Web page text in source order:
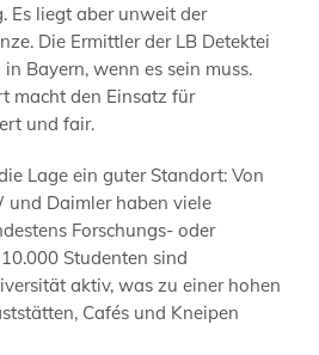
Es liegt aber unweit der
Die Ermittler der LB Detektei
Bayern, wenn es sein muss.
macht den Einsatz für
und fair.
Lage ein guter Standort: Von
und Daimler haben viele
Forschungs- oder
Studenten sind
aktiv, was zu einer hohen
Cafés und Kneipen